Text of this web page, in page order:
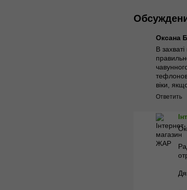
Оксана
В
віки,
Ответить